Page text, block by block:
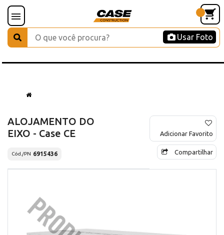
Usar Foto
ALOJAMENTO DO
EIXO - Case CE
Cód./PN 6915436
Adicionar Favorito
Compartilhar